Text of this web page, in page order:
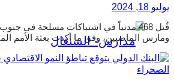
يوليو 18, 2024
قُتل 468 مدنياً في اشتباكات مسلحة في
ومارس الماضيين، وفق ما أكدت بعثة الأمم